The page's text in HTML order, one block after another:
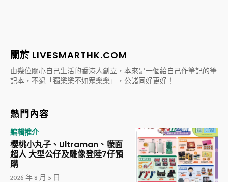
關於 LIVESMARTHK.COM
由幾位關心自己生活的香港人創立，本來是一個給自己作筆記的筆
記本，不過「獨樂樂不如眾樂樂」，公諸同好更好！
熱門內容
編輯推介
櫻桃小丸子、Ultraman、幪面
超人 大型公仔及雕像登陸7仔預
購
2026 年 8 月 5 日